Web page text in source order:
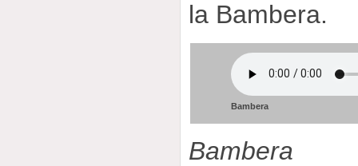
la Bambera.
Bambera
Bambera